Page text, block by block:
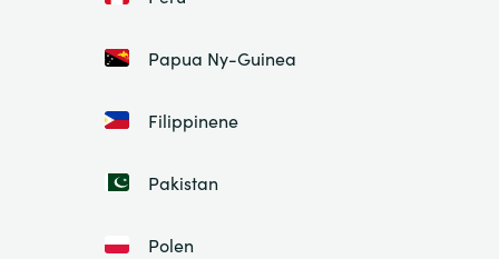
Papua Ny-Guinea
Filippinene
Pakistan
Polen